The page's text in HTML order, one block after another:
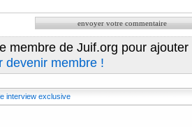
membre de Juif.org pour
devenir membre !
interview exclusive